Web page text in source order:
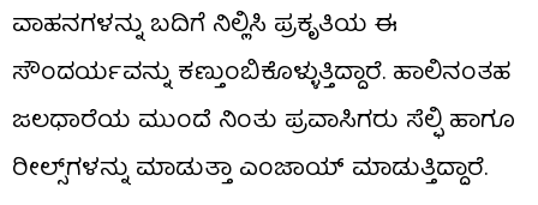
ವಾಹನಗಳನ್ನು ಬದಿಗೆ ನಿಲ್ಲಿಸಿ ಪ್ರಕೃತಿಯ ಈ
ಸೌಂದರ್ಯವನ್ನು ಕಣ್ತುಂಬಿಕೊಳ್ಳುತ್ತಿದ್ದಾರೆ. ಹಾಲಿನಂತಹ
ಜಲಧಾರೆಯ ಮುಂದೆ ನಿಂತು ಪ್ರವಾಸಿಗರು ಸೆಲ್ಫಿ ಹಾಗೂ
ರೀಲ್ಸ್‌ಗಳನ್ನು ಮಾಡುತ್ತಾ ಎಂಜಾಯ್ ಮಾಡುತ್ತಿದ್ದಾರೆ.